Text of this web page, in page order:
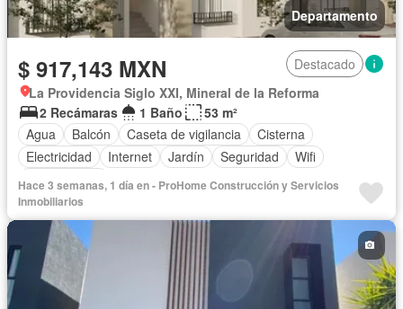
Departamento
$ 917,143 MXN
Destacado
La Providencia Siglo XXI, Mineral de la Reforma
2 Recámaras
1 Baño
53 m²
Agua
Balcón Caseta de vigilancia
Cisterna
Electricidad
Internet Jardín Seguridad
Wifi
Sin amueblar
Hace 3 semanas, 1 día en - ProHome Construcción y Servicios
Inmobiliarios